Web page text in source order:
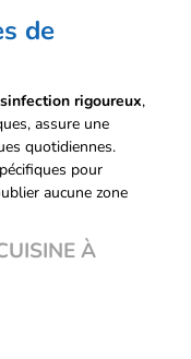
de
rigoureux,
assure une
quotidiennes.
pour
aucune zone
À